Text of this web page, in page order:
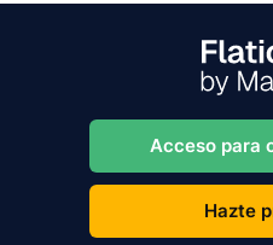
Acceso para
Hazte